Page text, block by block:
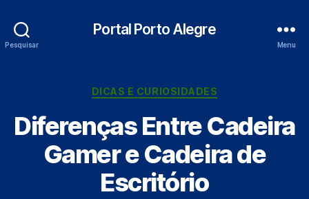
Pesquisar
Portal Porto Alegre
Menu
Categorias
DICAS E CURIOSIDADES
Diferenças Entre Cadeira
Gamer e Cadeira de
Escritório